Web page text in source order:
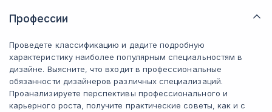
Профессии
Проведете классификацию и дадите подробную
характеристику наиболее популярным специальностям в
дизайне. Выясните, что входит в профессиональные
обязанности дизайнеров различных специализаций.
Проанализируете перспективы профессионального и
карьерного роста, получите практические советы, как и с